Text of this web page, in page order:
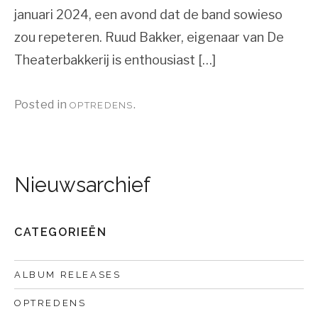
januari 2024, een avond dat de band sowieso
zou repeteren. Ruud Bakker, eigenaar van De
Theaterbakkerij is enthousiast […]
Posted in OPTREDENS.
Nieuwsarchief
CATEGORIEËN
ALBUM RELEASES
OPTREDENS